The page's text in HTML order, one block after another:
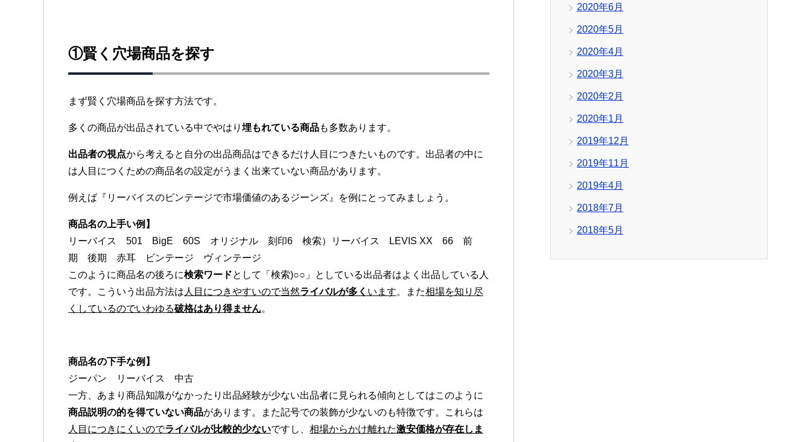
①賢く穴場商品を探す
まず賢く穴場商品を探す方法です。
多くの商品が出品されている中でやはり 埋もれている商品も多数あります。
出品者の視点から考えると自分の出品商品はできるだけ人目につきたいものです。出品者の中に
は人目につくための商品名の設定がうまく出来ていない商品があります。
例えば『リーバイスのビンテージで市場価値のあるジーンズ』を例にとってみましょう。
商品名の上手い例】
リーバイス 501 BigE 60S オリジナル 刻印6 検索）リーバイス LEVIS XX 66 前
期 後期 赤耳 ビンテージ ヴィンテージ
このように商品名の後ろに検索ワードとして「検索)○○」としている出品者はよく出品している人
です。こういう出品方法は 人目につきやすいので当然ライバルが多く います。また相場を知り尽
くしているのでいわゆる破格はあり得ません。
商品名の下手な例】
ジーパン リーバイス 中古
一方、あまり商品知識がなかったり出品経験が少ない出品者に見られる傾向としてはこのように
商品説明の的を得ていない商品があります。また記号での装飾が少ないのも特徴です。これらは
人目につきにくいのでライバルが比較的少ないですし、 相場からかけ離れた激安価格が存在しま
2020年6月
2020年5月
2020年4月
2020年3月
2020年2月
2020年1月
2019年12月
2019年11月
2019年4月
2018年7月
2018年5月